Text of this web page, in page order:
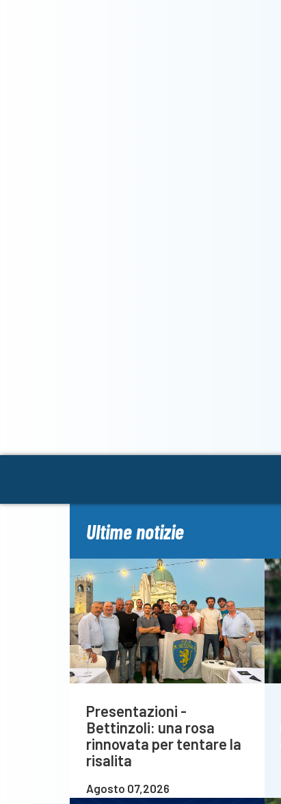
Ultime notizie
Presentazioni -
Bettinzoli: una rosa
rinnovata per tentare la
risalita
Agosto 07,2026